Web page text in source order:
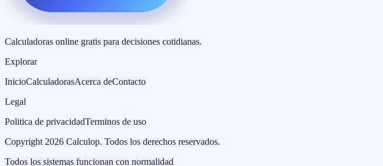
Calculadoras online gratis para decisiones cotidianas.
Explorar
InicioCalculadorasAcerca deContacto
Legal
Politica de privacidadTerminos de uso
Copyright 2026 Calculop. Todos los derechos reservados.
Todos los sistemas funcionan con normalidad